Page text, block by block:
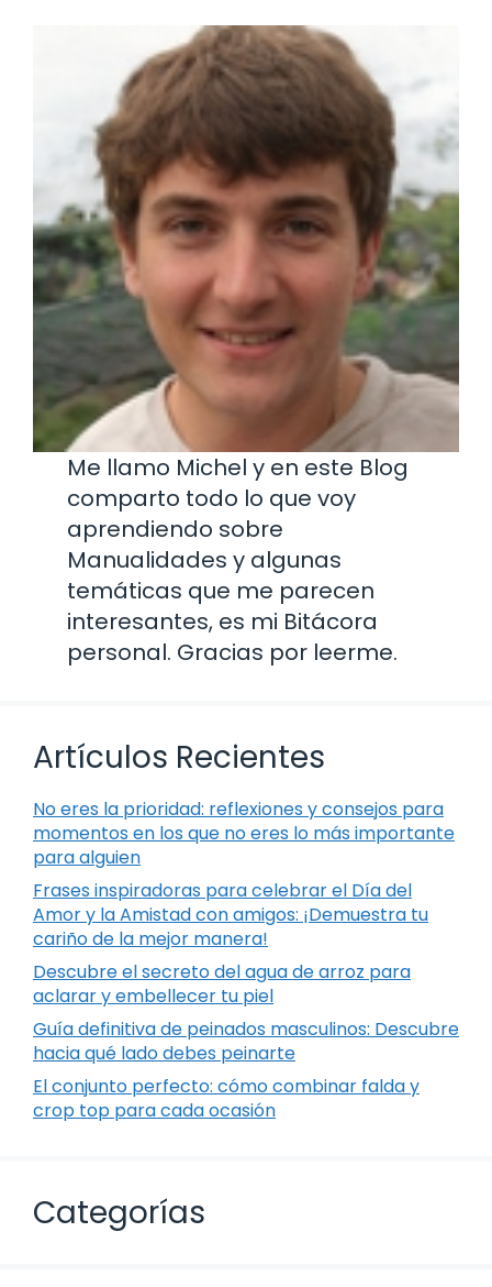
Me llamo Michel y en este Blog
comparto todo lo que voy
aprendiendo sobre
Manualidades y algunas
temáticas que me parecen
interesantes, es mi Bitácora
personal. Gracias por leerme.
Artículos Recientes
No eres la prioridad: reflexiones y consejos para
momentos en los que no eres lo más importante
para alguien
Frases inspiradoras para celebrar el Día del
Amor y la Amistad con amigos: ¡Demuestra tu
cariño de la mejor manera!
Descubre el secreto del agua de arroz para
aclarar y embellecer tu piel
Guía definitiva de peinados masculinos: Descubre
hacia qué lado debes peinarte
El conjunto perfecto: cómo combinar falda y
crop top para cada ocasión
Categorías